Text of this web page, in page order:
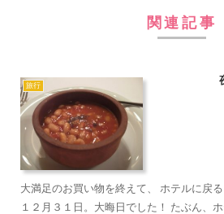
関連記事
旅行
大満足のお買い物を終えて、 ホテルに戻
１２月３１日。大晦日でした！ たぶん、